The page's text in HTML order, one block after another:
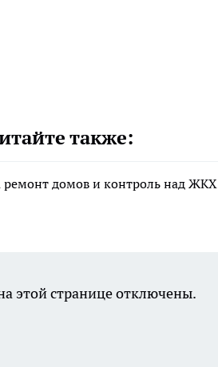
также:
ремонт домов и контроль над ЖКХ
этой странице отключены.